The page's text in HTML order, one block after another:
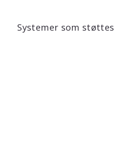
Systemer som støttes